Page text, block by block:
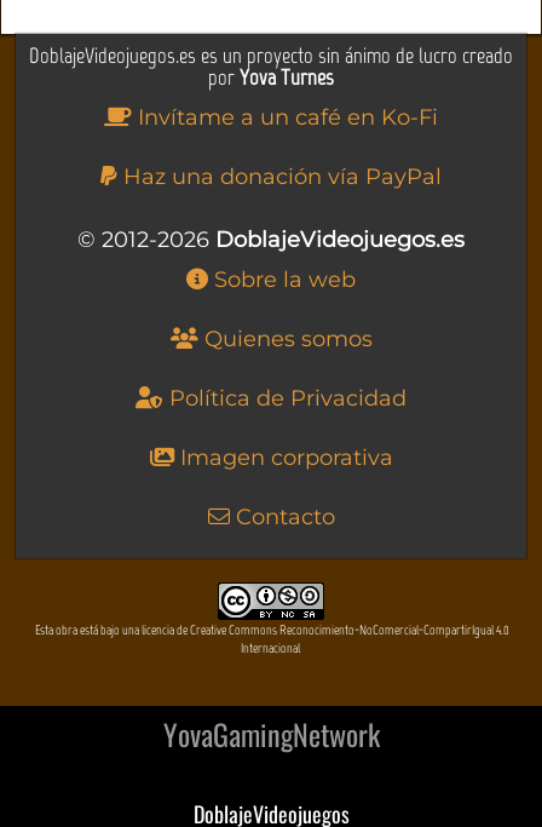
DoblajeVideojuegos.es es un proyecto sin ánimo de lucro creado
porYova Turnes
Invítame a un café en Ko-Fi
Haz una donación vía PayPal
© 2012-2026 DoblajeVideojuegos.es
Sobre la web
Quienes somos
Política de Privacidad
Imagen corporativa
Contacto
Esta obra está bajo una licencia de Creative Commons Reconocimiento-NoComercial-CompartirIgual 4.0
Internacional
YovaGamingNetwork
DoblajeVideojuegos